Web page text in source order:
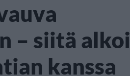
– siitä alkoi
kanssa